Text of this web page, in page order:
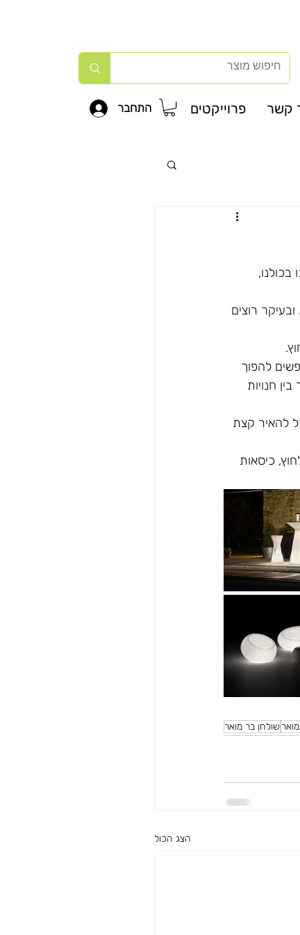
התחבר קשר פרוייקטים
בכולנו,
רוצים
להפוך
חנויות
להאיר קצת
כיסאות
שולחן בר מואר
הצג הכול